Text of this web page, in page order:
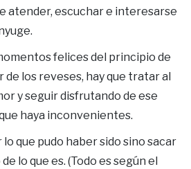
atender, escuchar e interesarse
felices del principio de
de los reveses, hay que tratar al
y seguir disfrutando de ese
haya inconvenientes.
que pudo haber sido sino sacar
lo que es. (Todo es según el